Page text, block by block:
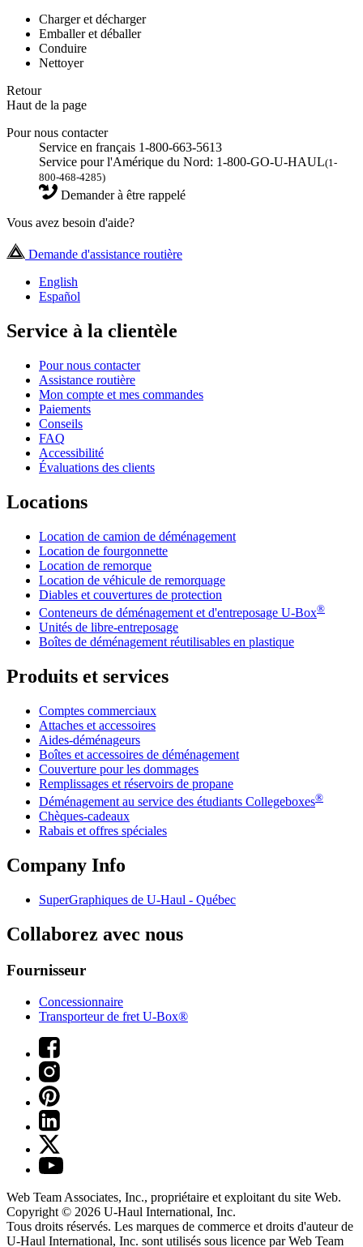
Charger et décharger
Emballer et déballer
Conduire
Nettoyer
Retour
Haut de la page
Pour nous contacter
Service en français 1-800-663-5613
Service pour l'Amérique du Nord: 1-800-GO-U-HAUL(1-
800-468-4285)
Demander à être rappelé
Vous avez besoin d'aide?
Demande d'assistance routière
English
Español
Service à la clientèle
Pour nous contacter
Assistance routière
Mon compte et mes commandes
Paiements
Conseils
FAQ
Accessibilité
Évaluations des clients
Locations
Location de camion de déménagement
Location de fourgonnette
Location de remorque
Location de véhicule de remorquage
Diables et couvertures de protection
Conteneurs de déménagement et d'entreposage U-Box®
Unités de libre-entreposage
Boîtes de déménagement réutilisables en plastique
Produits et services
Comptes commerciaux
Attaches et accessoires
Aides-déménageurs
Boîtes et accessoires de déménagement
Couverture pour les dommages
Remplissages et réservoirs de propane
Déménagement au service des étudiants Collegeboxes®
Chèques-cadeaux
Rabais et offres spéciales
Company Info
SuperGraphiques de U-Haul - Québec
Collaborez avec nous
Fournisseur
Concessionnaire
Transporteur de fret U-Box®
Web Team Associates, Inc., propriétaire et exploitant du site Web.
Copyright © 2026 U-Haul International, Inc.
Tous droits réservés. Les marques de commerce et droits d'auteur de
U-Haul International, Inc. sont utilisés sous licence par Web Team